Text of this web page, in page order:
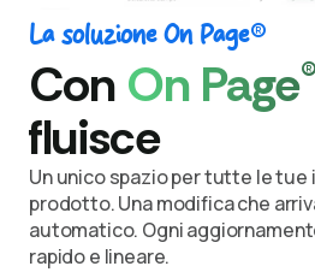
La soluzione On Page®
Con On Page®
fluisce
Un unico spazio per tutte le tue
prodotto.Una modifica che
automatico. Ogni
rapido e lineare.